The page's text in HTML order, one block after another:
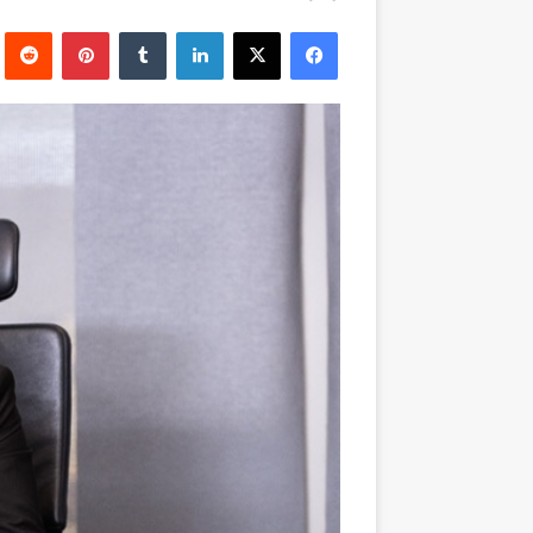
إلكترونيا
فيسبوك ‫X لينكدإن بينتيريست